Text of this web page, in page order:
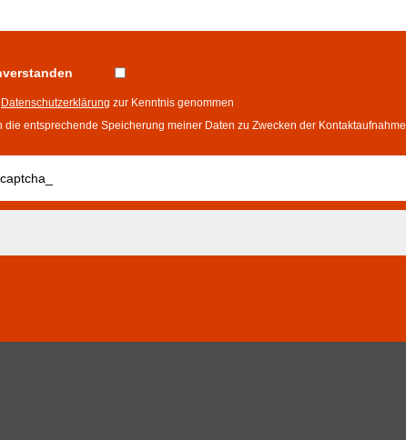
Datenschutzerklärung zur Kenntnis genommen
die entsprechende Speicherung meiner Daten zu Zwecken der